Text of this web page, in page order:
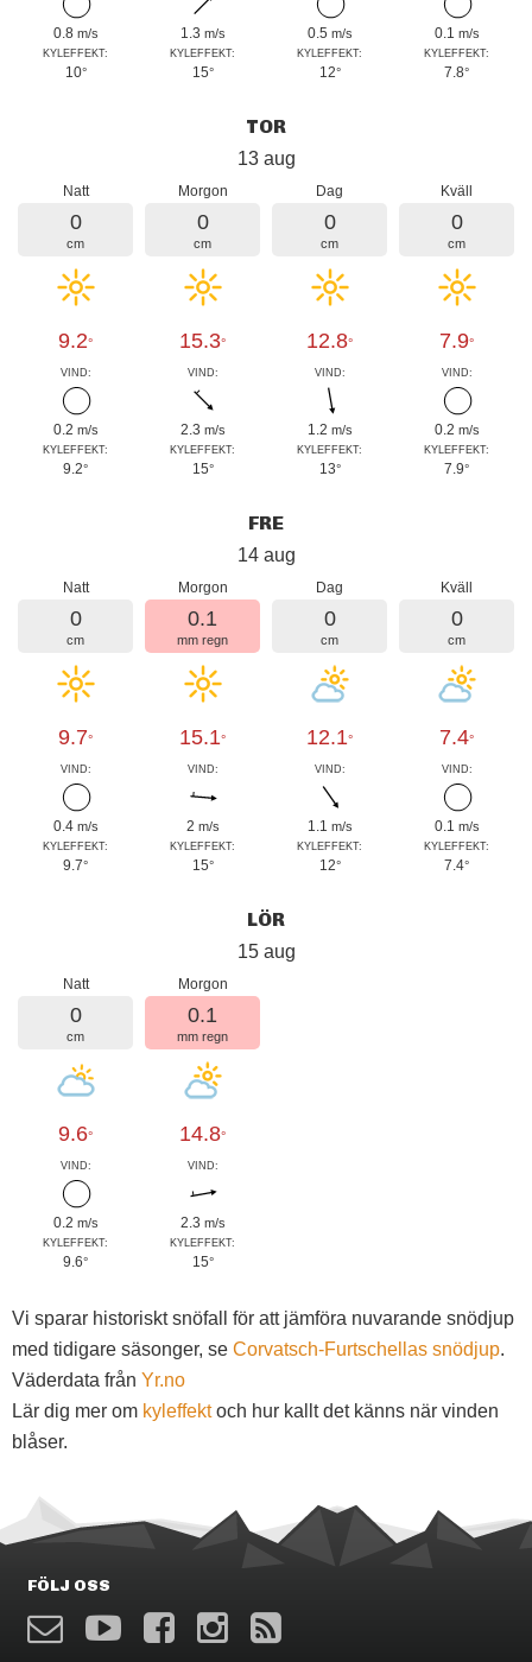
0.8 m/s
KYLEFFEKT:
10°
1.3 m/s
KYLEFFEKT:
15°
0.5 m/s
KYLEFFEKT:
12°
0.1 m/s
KYLEFFEKT:
7.8°
TOR
13 aug
Natt
0
cm
9.2°
VIND:
0.2 m/s
KYLEFFEKT:
9.2°
Morgon
0
cm
15.3°
VIND:
2.3 m/s
KYLEFFEKT:
15°
Dag
0
cm
12.8°
VIND:
1.2 m/s
KYLEFFEKT:
13°
Kväll
0
cm
7.9°
VIND:
0.2 m/s
KYLEFFEKT:
7.9°
FRE
14 aug
Natt
0
cm
9.7°
VIND:
0.4 m/s
KYLEFFEKT:
9.7°
Morgon
0.1
mm regn
15.1°
VIND:
2 m/s
KYLEFFEKT:
15°
Dag
0
cm
12.1°
VIND:
1.1 m/s
KYLEFFEKT:
12°
Kväll
0
cm
7.4°
VIND:
0.1 m/s
KYLEFFEKT:
7.4°
LÖR
15 aug
Natt
0
cm
9.6°
VIND:
0.2 m/s
KYLEFFEKT:
9.6°
Morgon
0.1
mm regn
14.8°
VIND:
2.3 m/s
KYLEFFEKT:
15°
Vi sparar historiskt snöfall för att jämföra nuvarande snödjup
med tidigare säsonger, se Corvatsch-Furtschellas snödjup.
Väderdata från Yr.no
Lär dig mer om kyleffektoch hur kallt det känns när vinden
blåser.
FÖLJ OSS